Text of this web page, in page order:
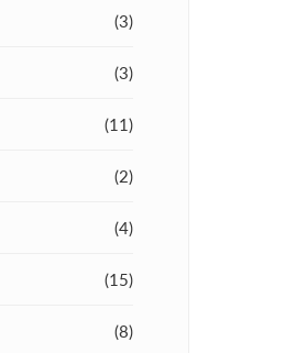
(3)
(3)
(11)
(2)
(4)
(15)
(8)